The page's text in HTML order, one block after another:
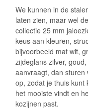
We kunnen in de
laten zien, maar wel
collectie 25 mm
keus aan kleuren,
bijvoorbeeld mat wit,
zijdeglans zilver,
aanvraagt, dan sturen
op, zodat je thuis kunt
het mooiste vindt en
kozijnen past.